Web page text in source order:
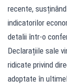
recente,
indicatorilor
detalii într-o
Declarațiile sale
ridicate privind
adoptate în